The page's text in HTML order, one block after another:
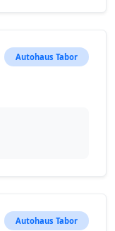
Autohaus Tabor
Autohaus Tabor